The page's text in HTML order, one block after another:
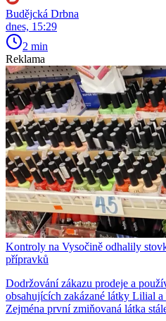
Budějcká Drbna
dnes, 15:29
2 min
Reklama
Kontroly na Vysočině odhalily
přípravků
Dodržování zákazu prodeje a
obsahujících zakázané látky Lilial
Zejména první zmiňovaná látka